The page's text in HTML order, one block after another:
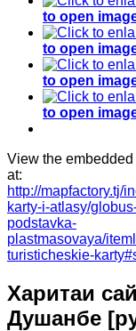
to open
to open
to open
to open
View the
at:
http://mapfactory.tj/
karty-i-atlasy/
podstavka-
plastmasovaya/
turisticheskie-
Харитаи
Душанбе